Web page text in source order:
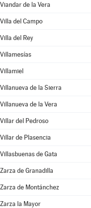
Viandar de la Vera
Villa del Campo
Villa del Rey
Villamesías
Villamiel
Villanueva de la Sierra
Villanueva de la Vera
Villar del Pedroso
Villar de Plasencia
Villasbuenas de Gata
Zarza de Granadilla
Zarza de Montánchez
Zarza la Mayor